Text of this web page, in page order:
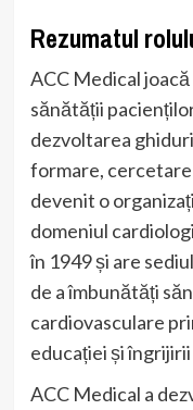
Rezumatul
ACC Medical
sănătății
dezvoltarea
formare, cercetare
devenit o
domeniul
în 1949 și are
de a îmbunătăți
cardiovasculare
educației și
ACC Medical a